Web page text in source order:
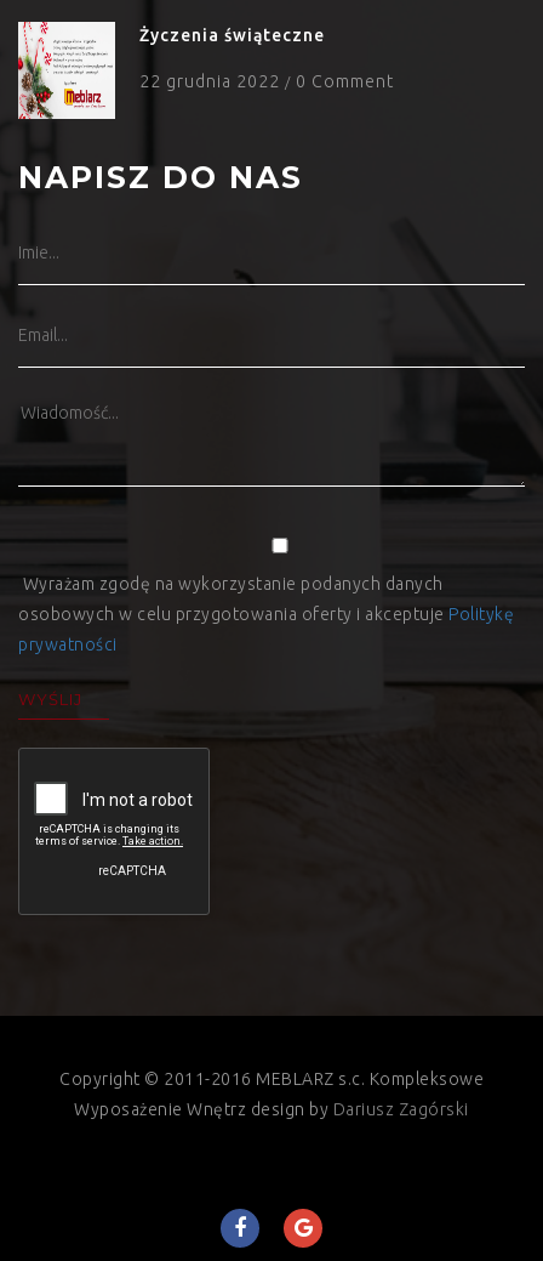
Życzenia świąteczne
22 grudnia 2022 / 0 Comment
NAPISZ DO NAS
Wyrażam zgodę na wykorzystanie podanych danych
osobowych w celu przygotowania oferty i akceptuje Politykę
prywatności
Copyright © 2011-2016 MEBLARZ s.c. Kompleksowe
Wyposażenie Wnętrz design by Dariusz Zagórski